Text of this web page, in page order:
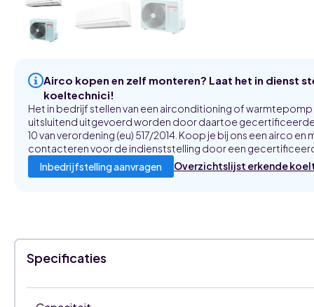
Airco kopen en zelf monteren? Laat het in dienst
koeltechnici!
Het in bedrijf stellen van een airconditioning of
uitsluitend uitgevoerd worden door daartoe
10 van verordening (eu) 517/2014. Koop je bij ons een airco
contacteren voor de indienststelling door een
Inbedrijfstelling aanvragen
Overzichtslijst erkende
Specificaties